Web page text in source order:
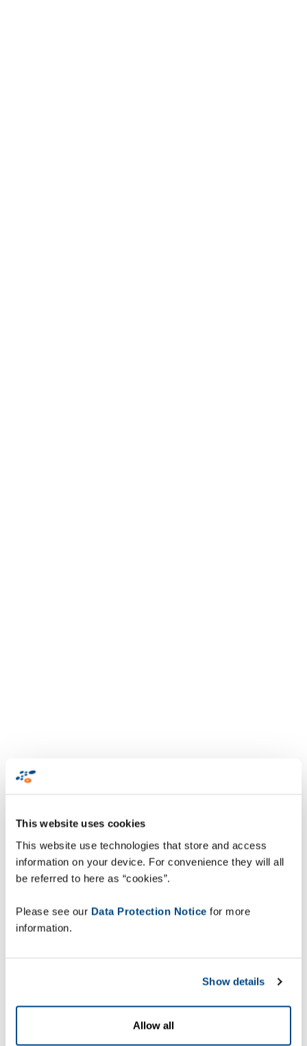
This website uses cookies
This website use technologies that store and access
information on your device. For convenience they will all
be referred to here as “cookies”.
Please see our Data Protection Notice for more
information.
Show details
Allow all